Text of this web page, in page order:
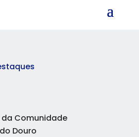
da Comunidade
Douro